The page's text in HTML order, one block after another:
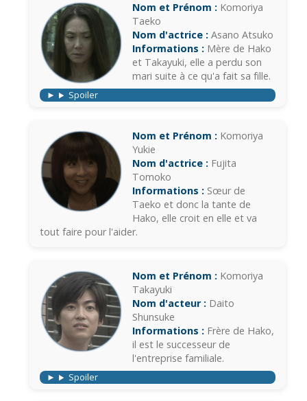
Nom et Prénom : Komoriya
Taeko
Nom d'actrice : Asano Atsuko
Informations : Mère de Hako
et Takayuki, elle a perdu son
mari suite à ce qu'a fait sa fille.
Spoiler
Nom et Prénom : Komoriya
Yukie
Nom d'actrice : Fujita
Tomoko
Informations : Sœur de
Taeko et donc la tante de
Hako, elle croit en elle et va
tout faire pour l'aider.
Nom et Prénom : Komoriya
Takayuki
Nom d'acteur : Daito
Shunsuke
Informations : Frère de Hako,
il est le successeur de
l'entreprise familiale.
Spoiler